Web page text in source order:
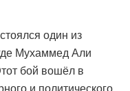
один из
Мухаммед Али
бой вошёл в
и политического